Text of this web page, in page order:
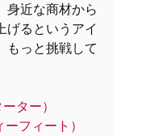
身近な商材から
げるというアイ
もっと挑戦して
ター）
フィート）